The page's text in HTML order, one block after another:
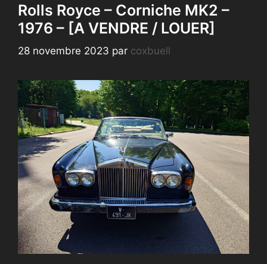
Rolls Royce – Corniche MK2 –
1976 – [A VENDRE / LOUER]
28 novembre 2023 par coxbuell